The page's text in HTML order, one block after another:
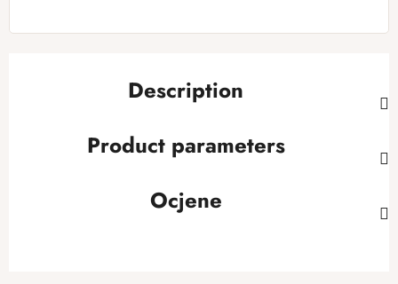
Description
Product parameters
Ocjene